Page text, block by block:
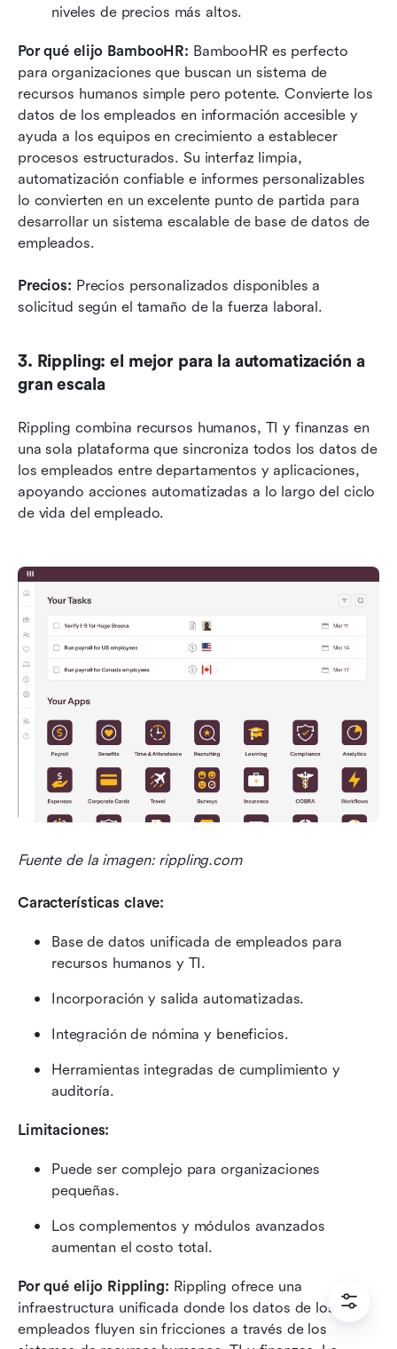
niveles de precios más altos.
Por qué elijo BambooHR: BambooHR es perfecto
para organizaciones que buscan un sistema de
recursos humanos simple pero potente. Convierte los
datos de los empleados en información accesible y
ayuda a los equipos en crecimiento a establecer
procesos estructurados. Su interfaz limpia,
automatización confiable e informes personalizables
lo convierten en un excelente punto de partida para
desarrollar un sistema escalable de base de datos de
empleados.
Precios: Precios personalizados disponibles a
solicitud según el tamaño de la fuerza laboral.
3. Rippling: el mejor para la automatización a
gran escala
Rippling combina recursos humanos, TI y finanzas en
una sola plataforma que sincroniza todos los datos de
los empleados entre departamentos y aplicaciones,
apoyando acciones automatizadas a lo largo del ciclo
de vida del empleado.
Fuente de la imagen: rippling.com
Características clave:
Base de datos unificada de empleados para
recursos humanos y TI.
Incorporación y salida automatizadas.
Integración de nómina y beneficios.
Herramientas integradas de cumplimiento y
auditoría.
Limitaciones:
Puede ser complejo para organizaciones
pequeñas.
Los complementos y módulos avanzados
aumentan el costo total.
Por qué elijo Rippling: Rippling ofrece una
infraestructura unificada donde los datos de los
empleados fluyen sin fricciones a través de los